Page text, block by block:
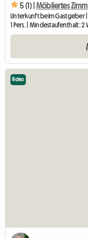
5 (1) | Möbliertes
Unterkunft beim Gastgeber |
1 Pers. | Mindestaufenthalt: 2
Video